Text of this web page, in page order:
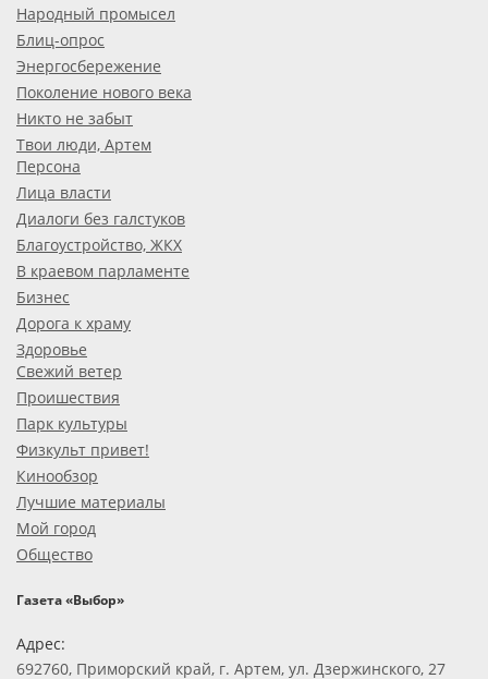
Народный промысел
Блиц-опрос
Энергосбережение
Поколение нового века
Никто не забыт
Твои люди, Артем
Персона
Лица власти
Диалоги без галстуков
Благоустройство, ЖКХ
В краевом парламенте
Бизнес
Дорога к храму
Здоровье
Свежий ветер
Проишествия
Парк культуры
Физкульт привет!
Кинообзор
Лучшие материалы
Мой город
Общество
Газета «Выбор»
Адрес:
692760, Приморский край, г. Артем, ул. Дзержинского, 27